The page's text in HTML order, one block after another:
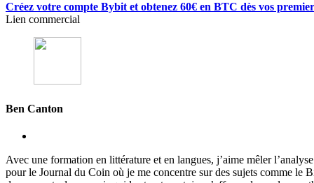
Créez votre compte Bybit et obtenez 60€ en BTC dès vos
Lien commercial
Ben Canton
Avec une formation en littérature et en langues, j’aime mêler
pour le Journal du Coin où je me concentre sur des sujets comme